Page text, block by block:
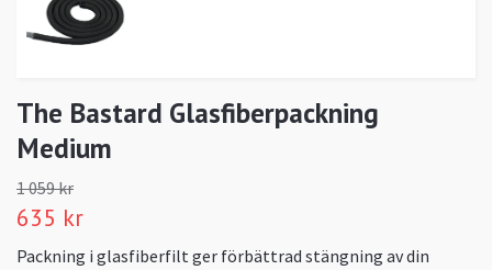
The Bastard Glasfiberpackning
Medium
1 059 kr
635 kr
Packning i glasfiberfilt ger förbättrad stängning av din